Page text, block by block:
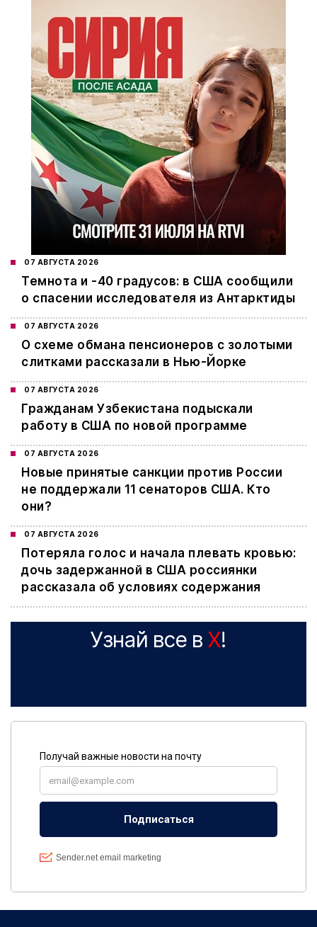
07 АВГУСТА 2026
Темнота и -40 градусов: в США сообщили
о спасении исследователя из Антарктиды
07 АВГУСТА 2026
О схеме обмана пенсионеров с золотыми
слитками рассказали в Нью-Йорке
07 АВГУСТА 2026
Гражданам Узбекистана подыскали
работу в США по новой программе
07 АВГУСТА 2026
Новые принятые санкции против России
не поддержали 11 сенаторов США. Кто
они?
07 АВГУСТА 2026
Потеряла голос и начала плевать кровью:
дочь задержанной в США россиянки
рассказала об условиях содержания
Узнай все в X!